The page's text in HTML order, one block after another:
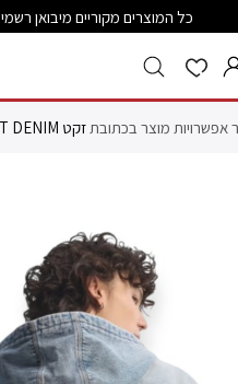
כל המוצרים מקוריים מיבואן רשמי
אפשרויות מוצר בכתובתזקט ADIDAS PNT DENIM